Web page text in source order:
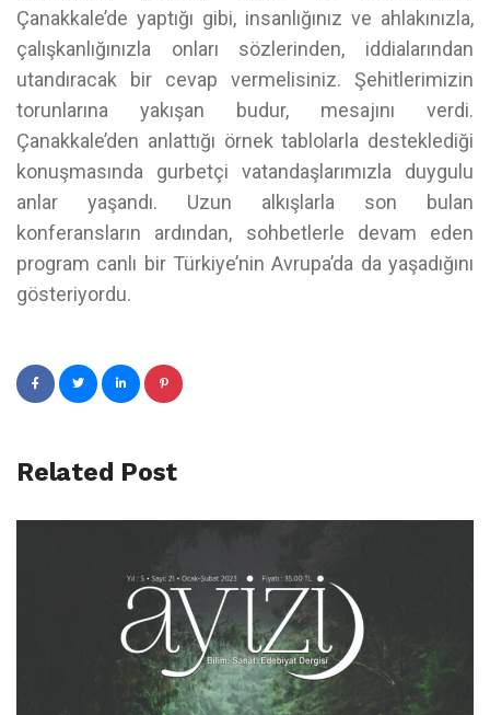
Çanakkale’de yaptığı gibi, insanlığınız ve ahlakınızla,
çalışkanlığınızla onları sözlerinden, iddialarından
utandıracak bir cevap vermelisiniz. Şehitlerimizin
torunlarına yakışan budur, mesajını verdi.
Çanakkale’den anlattığı örnek tablolarla desteklediği
konuşmasında gurbetçi vatandaşlarımızla duygulu
anlar yaşandı. Uzun alkışlarla son bulan
konferansların ardından, sohbetlerle devam eden
program canlı bir Türkiye’nin Avrupa’da da yaşadığını
gösteriyordu.
Related Post